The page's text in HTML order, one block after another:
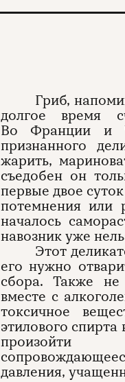
Гриб,
долгое время
Во Франции и
признанного
жарить,
съедобен он
первые двое
потемнения или
началось
навозник уже
Этот
его нужно
сбора. Также
вместе с
токсичное
этилового спирта
произойти
давления,